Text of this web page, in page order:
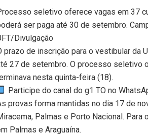
seletivo oferece vagas em 37
ser paga até 30 de setembro.
Divulgação
prazo de inscrição para o vestibular da
27 de setembro. O processo seletivo
nesta quinta-feira (18).
Participe do canal do g1 TO no
provas forma mantidas no dia 17 de
Palmas e Porto Nacional.
Palmas e Araguaína.